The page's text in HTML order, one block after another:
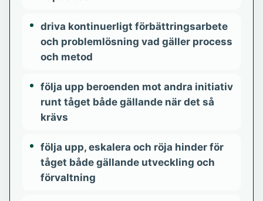
driva kontinuerligt förbättringsarbete
och problemlösning vad gäller process
och metod
följa upp beroenden mot andra initiativ
runt tåget både gällande när det så
krävs
följa upp, eskalera och röja hinder för
tåget både gällande utveckling och
förvaltning